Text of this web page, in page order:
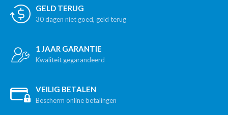
GELD TERUG
30 dagen niet goed, geld terug
1 JAAR GARANTIE
Kwaliteit gegarandeerd
VEILIG BETALEN
Bescherm online betalingen